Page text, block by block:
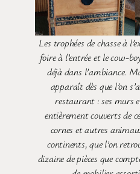
Les trophées de chasse à
foire à l’entrée et le cow-
déjà dans l’ambiance.
apparaît dès que l’on
restaurant : ses murs
entièrement couverts de
cornes et autres
continents, que l’on
dizaine de pièces que